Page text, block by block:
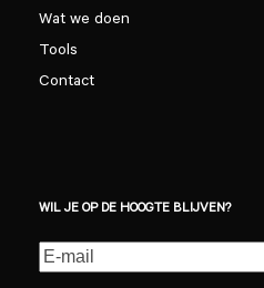
Wat we doen
Tools
Contact
WIL JE OP DE HOOGTE BLIJVEN?
E-
mailadres(Vereist)